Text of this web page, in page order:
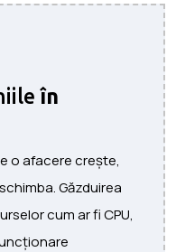
în
o afacere crește,
Găzduirea
cum ar fi CPU,